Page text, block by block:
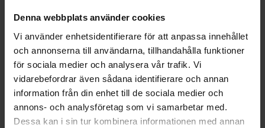
Denna webbplats använder cookies
Vi använder enhetsidentifierare för att anpassa innehållet
och annonserna till användarna, tillhandahålla funktioner
för sociala medier och analysera vår trafik. Vi
vidarebefordrar även sådana identifierare och annan
information från din enhet till de sociala medier och
annons- och analysföretag som vi samarbetar med.
Dessa kan i sin tur kombinera informationen med annan
+46 940-500 05
hitta hit
Stalon Bensin & Diverse AB
Stalon 5
912 97 Malgomaj